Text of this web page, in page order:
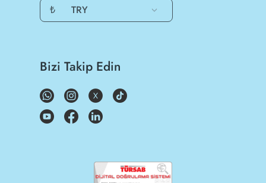
₺ TRY
Bizi Takip Edin